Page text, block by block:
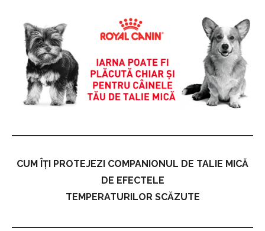
CUM ÎȚI PROTEJEZI COMPANIONUL DE TALIE MICĂ
DE EFECTELE
TEMPERATURILOR SCĂZUTE